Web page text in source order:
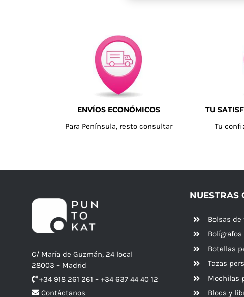
ENVÍOS ECONÓMICOS
Para Península, resto consultar
TU
Tu
C/ María de Guzmán, 24 local
28003 – Madrid
+34 918 261 261 – +34 637 44 40 12
Contáctanos
NUESTRAS
Bolsas
Botellas
Tazas
Mochilas
Blocs y